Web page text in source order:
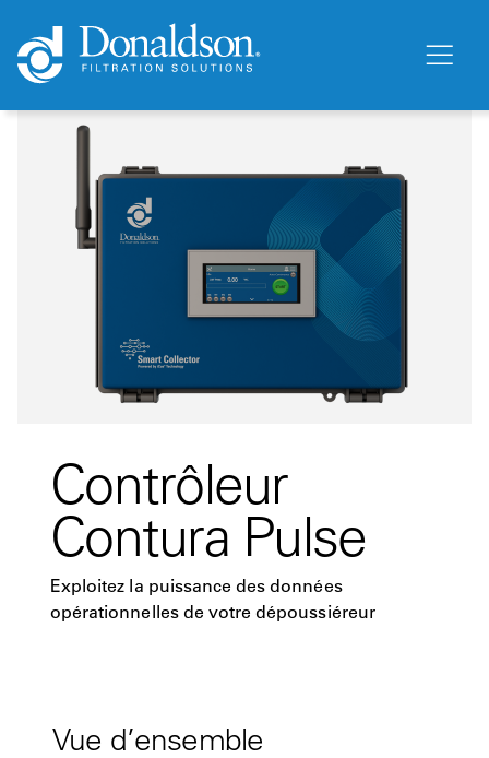
Contrôleur
Contura Pulse
Exploitez la puissance des données
opérationnelles de votre dépoussiéreur
Vue d’ensemble